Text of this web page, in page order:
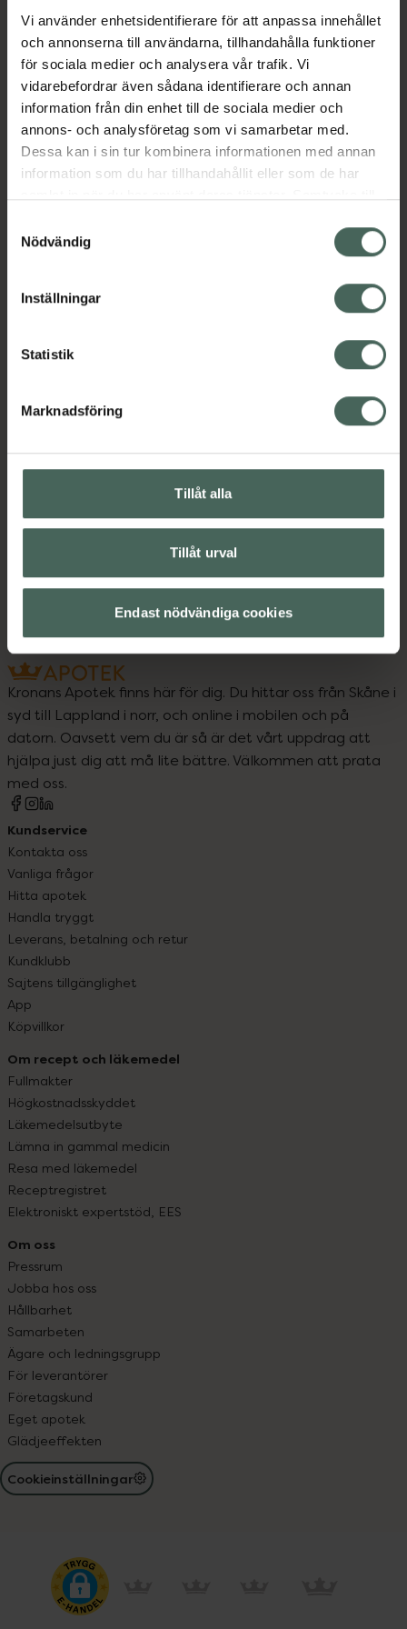
Vi använder enhetsidentifierare för att anpassa innehållet
och annonserna till användarna, tillhandahålla funktioner
för sociala medier och analysera vår trafik. Vi
vidarebefordrar även sådana identifierare och annan
information från din enhet till de sociala medier och
annons- och analysföretag som vi samarbetar med.
Dessa kan i sin tur kombinera informationen med annan
information som du har tillhandahållit eller som de har
återkalla ditt samtycke via webbplatsens
cookieinställningar. Ett återkallat samtycke påverkar inte
lagligheten av behandling som skett innan återkallelsen.
Nödvändig
Inställningar
Statistik
Marknadsföring
Tillåt alla
Tillåt urval
Endast nödvändiga cookies
07317560006148
Kategorier:
A-vitaminA-vitaminB-vitaminB-vitamin
Kost och hälsa KosttillskottKosttillskott
Vitaminer och mineraler
Vitaminer och mineraler
Innehåll Visa
Instruktioner Visa
Upptäck flera produkter inom
B-vitamin
Kost och hälsa
Kosttillskott
Vitaminer och mineraler
Kronans Apotek finns här för dig. Du hittar oss från Skåne i
syd till Lappland i norr, och online i mobilen och på
datorn. Oavsett vem du är så är det vårt uppdrag att
hjälpa just dig att må lite bättre. Välkommen att prata
med oss.
Kundservice
Kontakta oss
Vanliga frågor
Hitta apotek
Handla tryggt
Leverans, betalning och retur
Kundklubb
Sajtens tillgänglighet
App
Köpvillkor
Om recept och läkemedel
Fullmakter
Högkostnadsskyddet
Läkemedelsutbyte
Lämna in gammal medicin
Resa med läkemedel
Receptregistret
Elektroniskt expertstöd, EES
Om oss
Pressrum
Jobba hos oss
Hållbarhet
Samarbeten
Ägare och ledningsgrupp
För leverantörer
Företagskund
Eget apotek
Glädjeeffekten
Cookieinställningar